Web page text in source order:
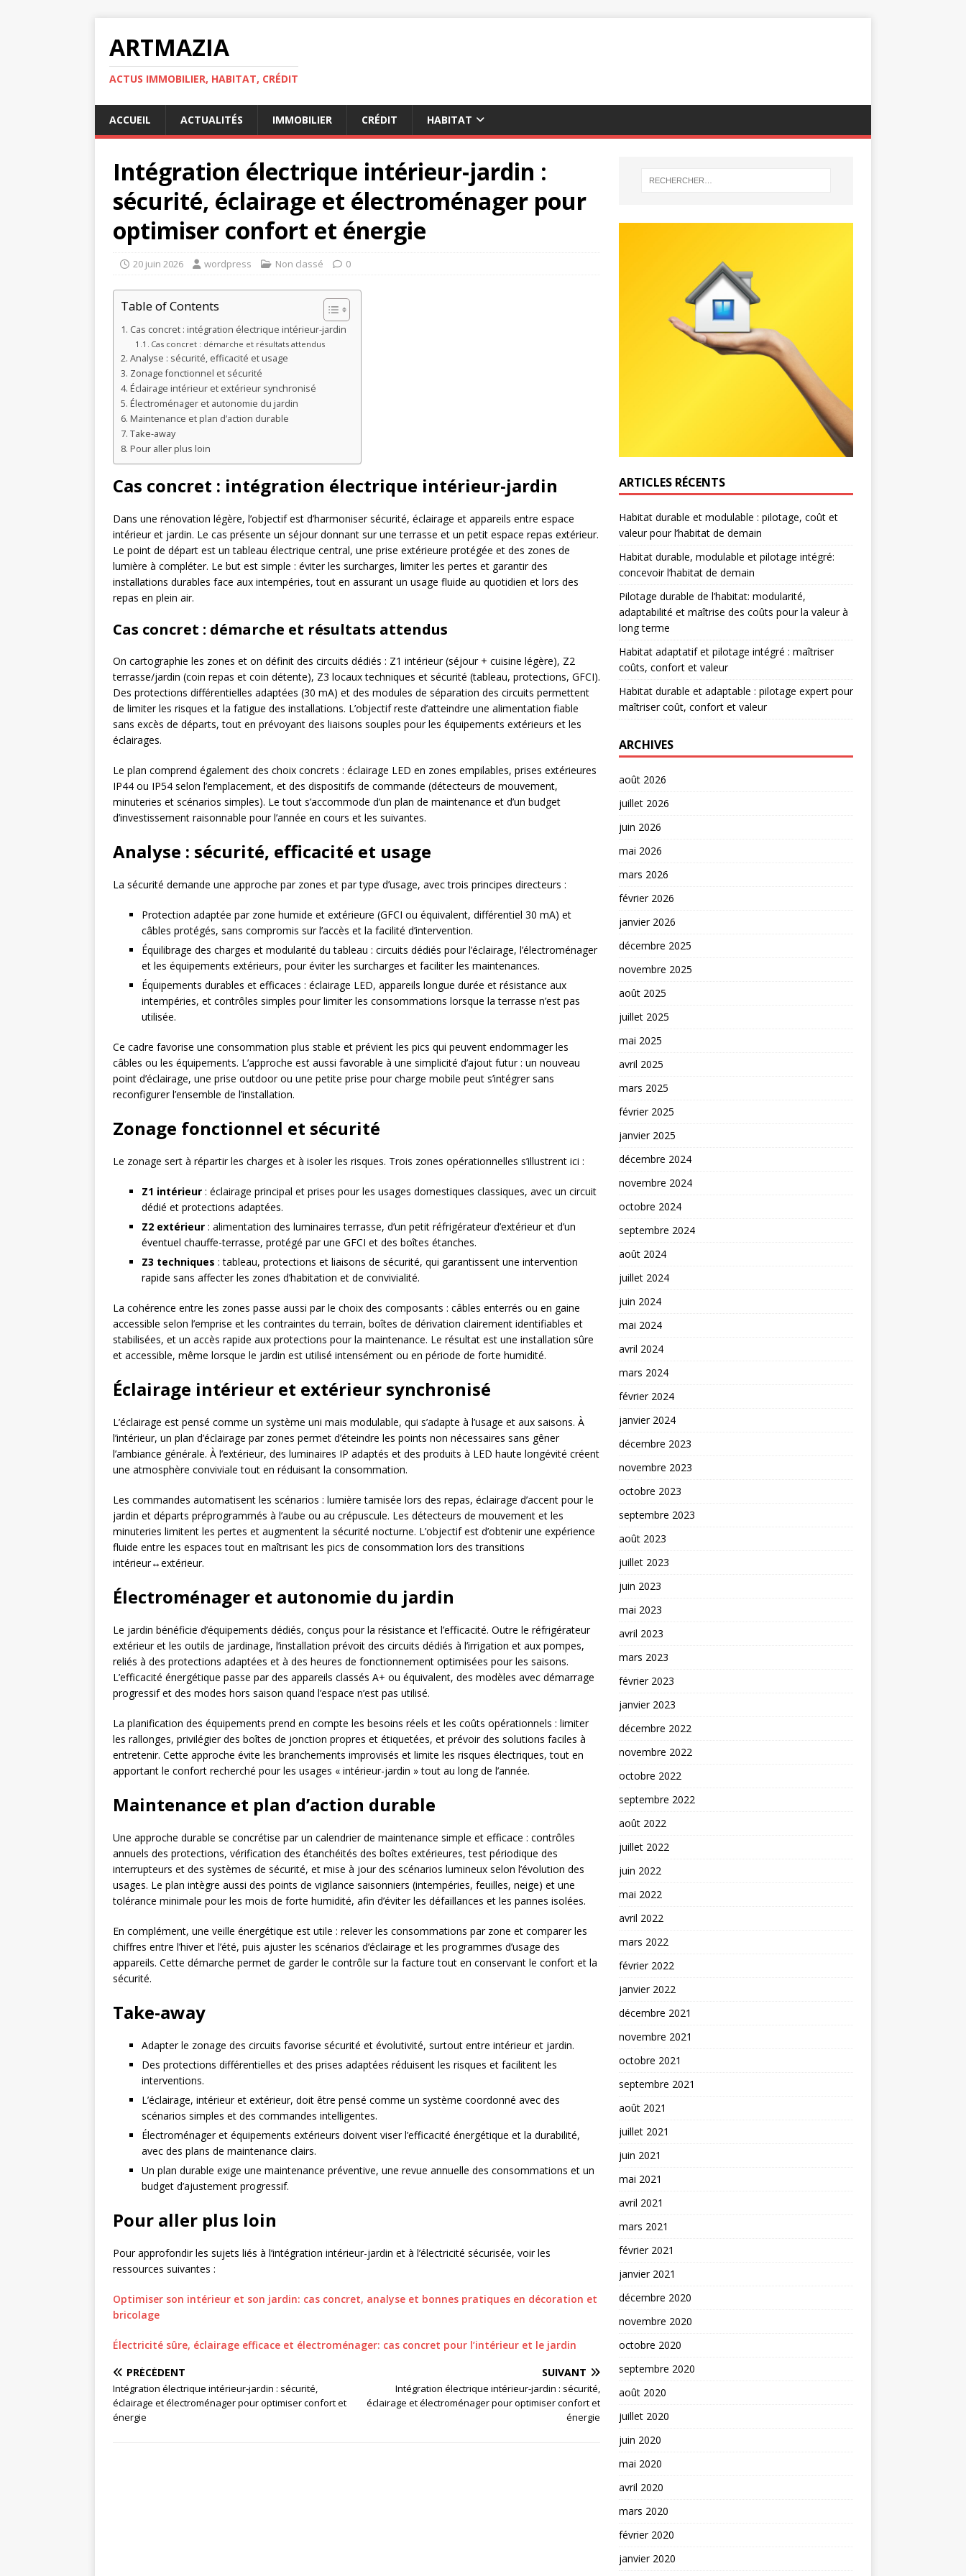
ARTMAZIA
ACTUS IMMOBILIER, HABITAT, CRÉDIT
ACCUEIL ACTUALITÉS IMMOBILIER CRÉDIT HABITAT
Intégration électrique intérieur-jardin :
sécurité, éclairage et électroménager pour
optimiser confort et énergie
20 juin 2026 wordpress Non classé 0
Table of Contents
Cas concret : intégration électrique intérieur-jardin
Cas concret : démarche et résultats attendus
Analyse : sécurité, efficacité et usage
Zonage fonctionnel et sécurité
Éclairage intérieur et extérieur synchronisé
Électroménager et autonomie du jardin
Maintenance et plan d’action durable
Take-away
Pour aller plus loin
Cas concret : intégration électrique intérieur-jardin
Dans une rénovation légère, l’objectif est d’harmoniser sécurité, éclairage et appareils entre espace
intérieur et jardin. Le cas présente un séjour donnant sur une terrasse et un petit espace repas extérieur.
Le point de départ est un tableau électrique central, une prise extérieure protégée et des zones de
lumière à compléter. Le but est simple : éviter les surcharges, limiter les pertes et garantir des
installations durables face aux intempéries, tout en assurant un usage fluide au quotidien et lors des
repas en plein air.
Cas concret : démarche et résultats attendus
On cartographie les zones et on définit des circuits dédiés : Z1 intérieur (séjour + cuisine légère), Z2
terrasse/jardin (coin repas et coin détente), Z3 locaux techniques et sécurité (tableau, protections, GFCI).
Des protections différentielles adaptées (30 mA) et des modules de séparation des circuits permettent
de limiter les risques et la fatigue des installations. L’objectif reste d’atteindre une alimentation fiable
sans excès de départs, tout en prévoyant des liaisons souples pour les équipements extérieurs et les
éclairages.
Le plan comprend également des choix concrets : éclairage LED en zones empilables, prises extérieures
IP44 ou IP54 selon l’emplacement, et des dispositifs de commande (détecteurs de mouvement,
minuteries et scénarios simples). Le tout s’accommode d’un plan de maintenance et d’un budget
d’investissement raisonnable pour l’année en cours et les suivantes.
Analyse : sécurité, efficacité et usage
La sécurité demande une approche par zones et par type d’usage, avec trois principes directeurs :
Protection adaptée par zone humide et extérieure (GFCI ou équivalent, différentiel 30 mA) et
câbles protégés, sans compromis sur l’accès et la facilité d’intervention.
Équilibrage des charges et modularité du tableau : circuits dédiés pour l’éclairage, l’électroménager
et les équipements extérieurs, pour éviter les surcharges et faciliter les maintenances.
Équipements durables et efficaces : éclairage LED, appareils longue durée et résistance aux
intempéries, et contrôles simples pour limiter les consommations lorsque la terrasse n’est pas
utilisée.
Ce cadre favorise une consommation plus stable et prévient les pics qui peuvent endommager les
câbles ou les équipements. L’approche est aussi favorable à une simplicité d’ajout futur : un nouveau
point d’éclairage, une prise outdoor ou une petite prise pour charge mobile peut s’intégrer sans
reconfigurer l’ensemble de l’installation.
Zonage fonctionnel et sécurité
Le zonage sert à répartir les charges et à isoler les risques. Trois zones opérationnelles s’illustrent ici :
Z1 intérieur : éclairage principal et prises pour les usages domestiques classiques, avec un circuit
dédié et protections adaptées.
Z2 extérieur : alimentation des luminaires terrasse, d’un petit réfrigérateur d’extérieur et d’un
éventuel chauffe-terrasse, protégé par une GFCI et des boîtes étanches.
Z3 techniques : tableau, protections et liaisons de sécurité, qui garantissent une intervention
rapide sans affecter les zones d’habitation et de convivialité.
La cohérence entre les zones passe aussi par le choix des composants : câbles enterrés ou en gaine
accessible selon l’emprise et les contraintes du terrain, boîtes de dérivation clairement identifiables et
stabilisées, et un accès rapide aux protections pour la maintenance. Le résultat est une installation sûre
et accessible, même lorsque le jardin est utilisé intensément ou en période de forte humidité.
Éclairage intérieur et extérieur synchronisé
L’éclairage est pensé comme un système uni mais modulable, qui s’adapte à l’usage et aux saisons. À
l’intérieur, un plan d’éclairage par zones permet d’éteindre les points non nécessaires sans gêner
l’ambiance générale. À l’extérieur, des luminaires IP adaptés et des produits à LED haute longévité créent
une atmosphère conviviale tout en réduisant la consommation.
Les commandes automatisent les scénarios : lumière tamisée lors des repas, éclairage d’accent pour le
jardin et départs préprogrammés à l’aube ou au crépuscule. Les détecteurs de mouvement et les
minuteries limitent les pertes et augmentent la sécurité nocturne. L’objectif est d’obtenir une expérience
fluide entre les espaces tout en maîtrisant les pics de consommation lors des transitions
intérieur↔extérieur.
Électroménager et autonomie du jardin
Le jardin bénéficie d’équipements dédiés, conçus pour la résistance et l’efficacité. Outre le réfrigérateur
extérieur et les outils de jardinage, l’installation prévoit des circuits dédiés à l’irrigation et aux pompes,
reliés à des protections adaptées et à des heures de fonctionnement optimisées pour les saisons.
L’efficacité énergétique passe par des appareils classés A+ ou équivalent, des modèles avec démarrage
progressif et des modes hors saison quand l’espace n’est pas utilisé.
La planification des équipements prend en compte les besoins réels et les coûts opérationnels : limiter
les rallonges, privilégier des boîtes de jonction propres et étiquetées, et prévoir des solutions faciles à
entretenir. Cette approche évite les branchements improvisés et limite les risques électriques, tout en
apportant le confort recherché pour les usages « intérieur-jardin » tout au long de l’année.
Maintenance et plan d’action durable
Une approche durable se concrétise par un calendrier de maintenance simple et efficace : contrôles
annuels des protections, vérification des étanchéités des boîtes extérieures, test périodique des
interrupteurs et des systèmes de sécurité, et mise à jour des scénarios lumineux selon l’évolution des
usages. Le plan intègre aussi des points de vigilance saisonniers (intempéries, feuilles, neige) et une
tolérance minimale pour les mois de forte humidité, afin d’éviter les défaillances et les pannes isolées.
En complément, une veille énergétique est utile : relever les consommations par zone et comparer les
chiffres entre l’hiver et l’été, puis ajuster les scénarios d’éclairage et les programmes d’usage des
appareils. Cette démarche permet de garder le contrôle sur la facture tout en conservant le confort et la
sécurité.
Take-away
Adapter le zonage des circuits favorise sécurité et évolutivité, surtout entre intérieur et jardin.
Des protections différentielles et des prises adaptées réduisent les risques et facilitent les
interventions.
L’éclairage, intérieur et extérieur, doit être pensé comme un système coordonné avec des
scénarios simples et des commandes intelligentes.
Électroménager et équipements extérieurs doivent viser l’efficacité énergétique et la durabilité,
avec des plans de maintenance clairs.
Un plan durable exige une maintenance préventive, une revue annuelle des consommations et un
budget d’ajustement progressif.
Pour aller plus loin
Pour approfondir les sujets liés à l’intégration intérieur-jardin et à l’électricité sécurisée, voir les
ressources suivantes :
Optimiser son intérieur et son jardin: cas concret, analyse et bonnes pratiques en décoration et
bricolage
Électricité sûre, éclairage efficace et électroménager: cas concret pour l’intérieur et le jardin
PRÉCÉDENT
Intégration électrique intérieur-jardin : sécurité,
éclairage et électroménager pour optimiser confort et
énergie
SUIVANT
Intégration électrique intérieur-jardin : sécurité,
éclairage et électroménager pour optimiser confort et
énergie
ARTICLES RÉCENTS
Habitat durable et modulable : pilotage, coût et
valeur pour l’habitat de demain
Habitat durable, modulable et pilotage intégré:
concevoir l’habitat de demain
Pilotage durable de l’habitat: modularité,
adaptabilité et maîtrise des coûts pour la valeur à
long terme
Habitat adaptatif et pilotage intégré : maîtriser
coûts, confort et valeur
Habitat durable et adaptable : pilotage expert pour
maîtriser coût, confort et valeur
ARCHIVES
août 2026
juillet 2026
juin 2026
mai 2026
mars 2026
février 2026
janvier 2026
décembre 2025
novembre 2025
août 2025
juillet 2025
mai 2025
avril 2025
mars 2025
février 2025
janvier 2025
décembre 2024
novembre 2024
octobre 2024
septembre 2024
août 2024
juillet 2024
juin 2024
mai 2024
avril 2024
mars 2024
février 2024
janvier 2024
décembre 2023
novembre 2023
octobre 2023
septembre 2023
août 2023
juillet 2023
juin 2023
mai 2023
avril 2023
mars 2023
février 2023
janvier 2023
décembre 2022
novembre 2022
octobre 2022
septembre 2022
août 2022
juillet 2022
juin 2022
mai 2022
avril 2022
mars 2022
février 2022
janvier 2022
décembre 2021
novembre 2021
octobre 2021
septembre 2021
août 2021
juillet 2021
juin 2021
mai 2021
avril 2021
mars 2021
février 2021
janvier 2021
décembre 2020
novembre 2020
octobre 2020
septembre 2020
août 2020
juillet 2020
juin 2020
mai 2020
avril 2020
mars 2020
février 2020
janvier 2020